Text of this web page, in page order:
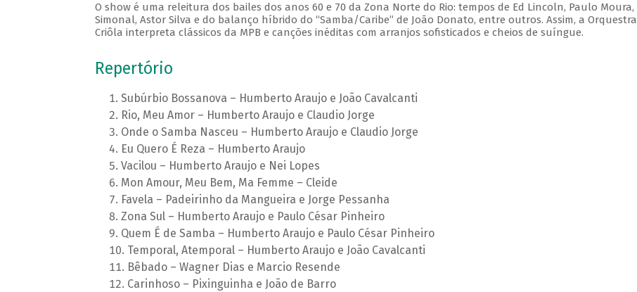
O show é uma releitura dos bailes dos anos 60 e 70 da Zona Norte do Rio: tempos de Ed Lincoln, Paulo Moura,
Simonal, Astor Silva e do balanço híbrido do “Samba/Caribe” de João Donato, entre outros. Assim, a Orquestra
Criôla interpreta clássicos da MPB e canções inéditas com arranjos sofisticados e cheios de suíngue.
Repertório
Subúrbio Bossanova – Humberto Araujo e João Cavalcanti
Rio, Meu Amor – Humberto Araujo e Claudio Jorge
Onde o Samba Nasceu – Humberto Araujo e Claudio Jorge
Eu Quero É Reza – Humberto Araujo
Vacilou – Humberto Araujo e Nei Lopes
Mon Amour, Meu Bem, Ma Femme – Cleide
Favela – Padeirinho da Mangueira e Jorge Pessanha
Zona Sul – Humberto Araujo e Paulo César Pinheiro
Quem É de Samba – Humberto Araujo e Paulo César Pinheiro
Temporal, Atemporal – Humberto Araujo e João Cavalcanti
Bêbado – Wagner Dias e Marcio Resende
Carinhoso – Pixinguinha e João de Barro